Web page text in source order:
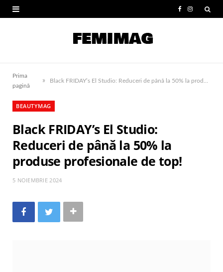
e
b
I
t
a
Prima
pagină
»
BEAUTYMAG
Black FRIDAY’s El Studio:
Reduceri de până la 50% la
produse profesionale de top!
5 NOIEMBRIE 2024